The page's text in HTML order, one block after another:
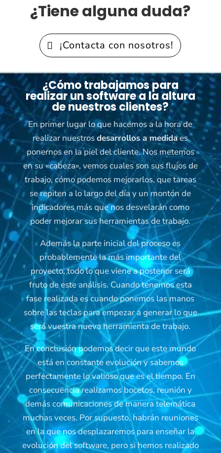
¿Tiene alguna duda?
¡Contacta con nosotros!
¿Cómo trabajamos para
realizar un software a la altura
de nuestros clientes?
En primer lugar lo que hacemos a la hora de
realizar nuestrosdesarrollos a medidaes
ponernos en la piel del cliente. Nos metemos
en su «cabeza», vemos cuales son sus flujos de
trabajo, cómo podemos mejorarlos, que tareas
se repiten a lo largo del día y un montón de
indicadores más que nos desvelarán como
poder mejorar sus herramientas de trabajo.
Además la parte inicial del proceso es
probablemente la más importante del
proyecto, todo lo que viene a posterior será
fruto de este análisis. Cuando tenemos esta
fase realizada es cuando ponemos las manos
sobre las teclas para empezar a generar lo que
será vuestra nueva herramienta de trabajo.
En conclusión podemos decir que este mundo
está en constante evolución y sabemos
perfectamente lo valioso que es el tiempo. En
consecuencia realizamos bocetos, reunión y
demás comunicaciones de manera telemática
muchas veces. Por supuesto, habrán reuniones
en la que nos desplazaremos para enseñar la
evolución del software, pero si hemos realizado